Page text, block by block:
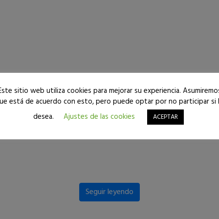
Seguir leyendo
sitio web utiliza cookies para mejorar su experiencia.
está de acuerdo con esto, pero puede optar por no participar si
desea.
Ajustes de las cookies ACEPTAR